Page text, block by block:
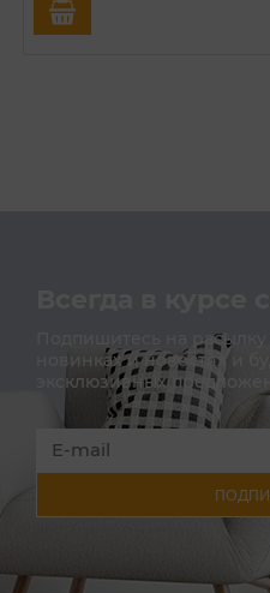
Всегда в курсе
Подпишитесь на расылку
новинках и новостях и
эксклюзивных